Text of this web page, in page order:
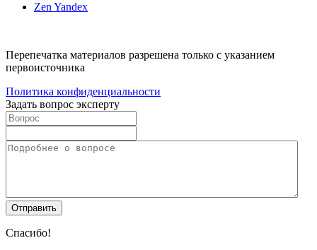
Zen Yandex
Перепечатка материалов разрешена только с указанием
первоисточника
Политика конфиденциальности
Задать вопрос эксперту
Спасибо!